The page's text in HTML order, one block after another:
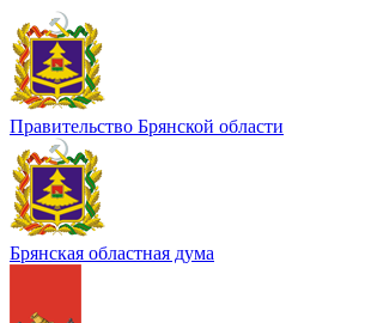
Правительство Брянской области
Брянская областная дума